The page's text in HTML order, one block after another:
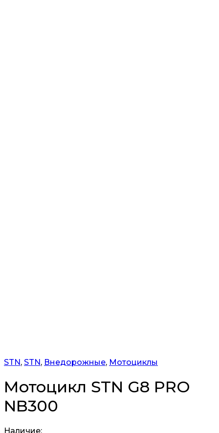
STN, STN, Внедорожные, Мотоциклы
Мотоцикл STN G8 PRO
NB300
Наличие: